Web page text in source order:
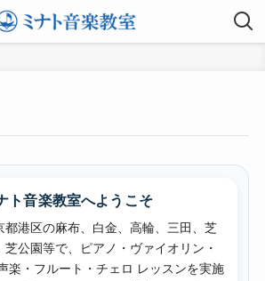
ト音楽教室へようこそ
都港区の麻布、白金、高輪、三田、芝
芝公園等で、ピアノ・ヴァイオリン・
楽・フルート・チェロ レッスンを実施